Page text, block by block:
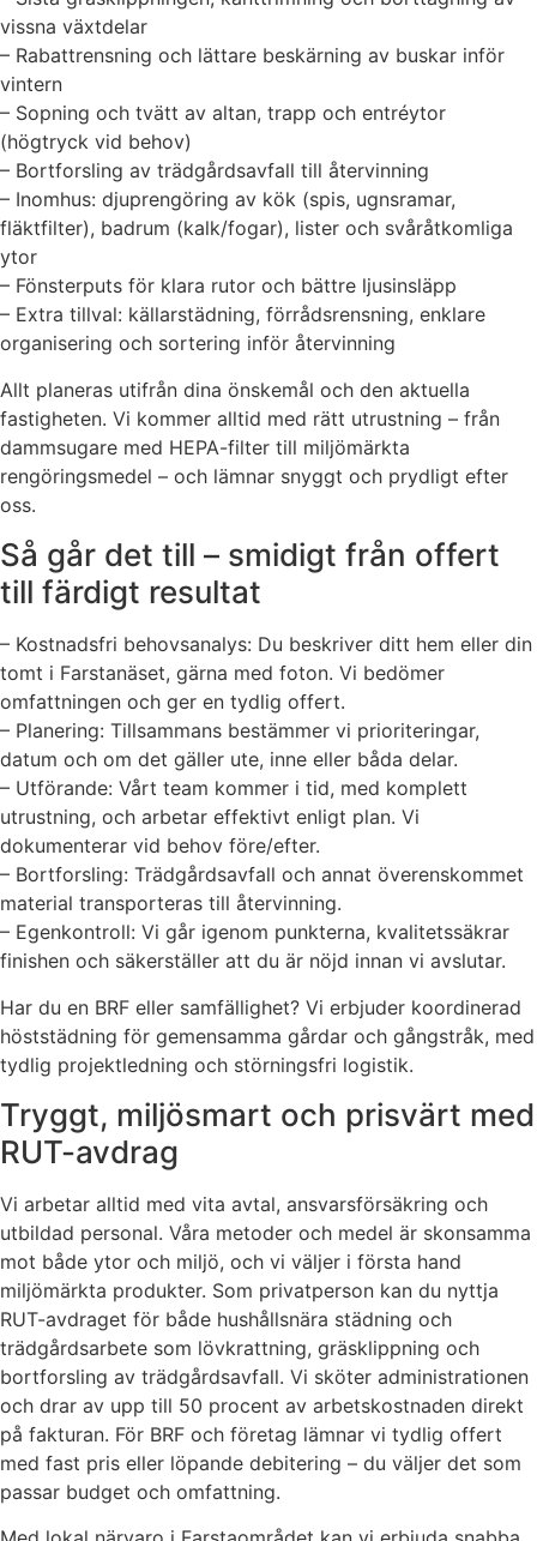
vissna växtdelar
– Rabattrensning och lättare beskärning av buskar inför
vintern
– Sopning och tvätt av altan, trapp och entréytor
(högtryck vid behov)
– Bortforsling av trädgårdsavfall till återvinning
– Inomhus: djuprengöring av kök (spis, ugnsramar,
fläktfilter), badrum (kalk/fogar), lister och svåråtkomliga
ytor
– Fönsterputs för klara rutor och bättre ljusinsläpp
– Extra tillval: källarstädning, förrådsrensning, enklare
organisering och sortering inför återvinning
Allt planeras utifrån dina önskemål och den aktuella
fastigheten. Vi kommer alltid med rätt utrustning – från
dammsugare med HEPA-filter till miljömärkta
rengöringsmedel – och lämnar snyggt och prydligt efter
oss.
Så går det till – smidigt från offert
till färdigt resultat
– Kostnadsfri behovsanalys: Du beskriver ditt hem eller din
tomt i Farstanäset, gärna med foton. Vi bedömer
omfattningen och ger en tydlig offert.
– Planering: Tillsammans bestämmer vi prioriteringar,
datum och om det gäller ute, inne eller båda delar.
– Utförande: Vårt team kommer i tid, med komplett
utrustning, och arbetar effektivt enligt plan. Vi
dokumenterar vid behov före/efter.
– Bortforsling: Trädgårdsavfall och annat överenskommet
material transporteras till återvinning.
– Egenkontroll: Vi går igenom punkterna, kvalitetssäkrar
finishen och säkerställer att du är nöjd innan vi avslutar.
Har du en BRF eller samfällighet? Vi erbjuder koordinerad
höststädning för gemensamma gårdar och gångstråk, med
tydlig projektledning och störningsfri logistik.
Tryggt, miljösmart och prisvärt med
RUT-avdrag
Vi arbetar alltid med vita avtal, ansvarsförsäkring och
utbildad personal. Våra metoder och medel är skonsamma
mot både ytor och miljö, och vi väljer i första hand
miljömärkta produkter. Som privatperson kan du nyttja
RUT-avdraget för både hushållsnära städning och
trädgårdsarbete som lövkrattning, gräsklippning och
bortforsling av trädgårdsavfall. Vi sköter administrationen
och drar av upp till 50 procent av arbetskostnaden direkt
på fakturan. För BRF och företag lämnar vi tydlig offert
med fast pris eller löpande debitering – du väljer det som
passar budget och omfattning.